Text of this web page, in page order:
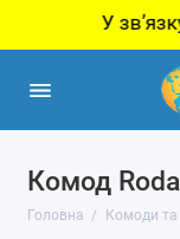
У звʼязку з
Комод
Головна Комоди